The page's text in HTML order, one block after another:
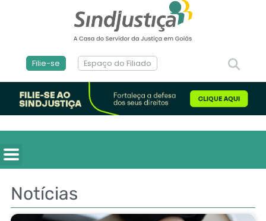
Filie-se Espaço do Filiado
Notícias